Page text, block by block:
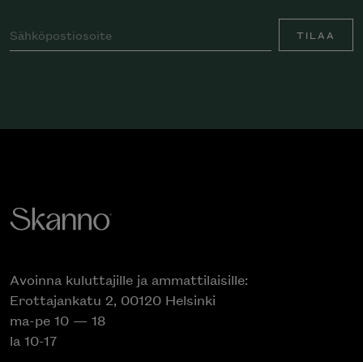
TILAA
Avoinna kuluttajille ja ammattilaisille:
Erottajankatu 2, 00120 Helsinki
ma-pe 10 — 18
la 10-17